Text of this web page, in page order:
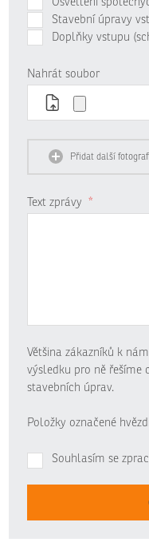
Stavební úpravy
Doplňky vstupu
Nahrát soubor
Přidat další
Text zprávy *
Většina zákazníků k
výsledku pro ně řešíme
stavebních úprav.
Položky označené
Souhlasím se